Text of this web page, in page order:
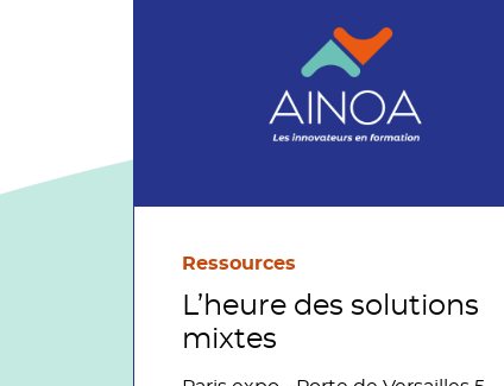
Ressources
L’heure des solutions
mixtes